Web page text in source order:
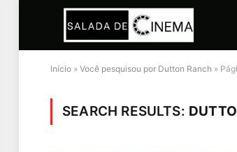
Início » Você pesquisou por Dutton Ranch »
SEARCH RESULTS: